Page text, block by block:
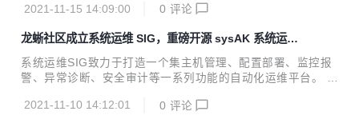
码更简洁易懂、方便维护。 但 Coroutine 在...
立系统运维SIG，重磅开源sysAK系统运维工具集 sysAK，全
万服务器的多年运维经验，通过对这些经验进行抽象总结出典
型场景，针对不同的运维需求提供了一系列工具，形成统一的
产品进行服务。工具集包含了很多强大的底层系统运维能力，
运维，更多详情点击图片一键阅读。 双十一咋省钱？KeenTu
2021-11-15 14:09:00 0 评论
龙蜥社区成立系统运维 SIG，重磅开源 sysAK 系统运维
工具集
系统运维SIG致力于打造一个集主机管理、配置部署、监控报
警、异常诊断、安全审计等一系列功能的自动化运维平台。 作
加入系统运维 SIG： 网址：https://openanolis.cn/sig/sysom
2021-11-10 14:12:01 0 评论